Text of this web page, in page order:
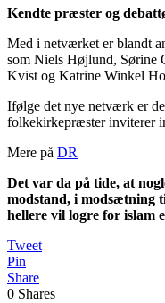
Kendte præster og
Med i netværket er blandt
som Niels Højlund, Sørine
Kvist og Katrine Winkel
Ifølge det nye netværk er
folkekirkepræster inviterer
Mere på DR
Det var da på tide, at
modstand, i modsætning
hellere vil logre for islam
Tweet
Pin
Share
0 Shares